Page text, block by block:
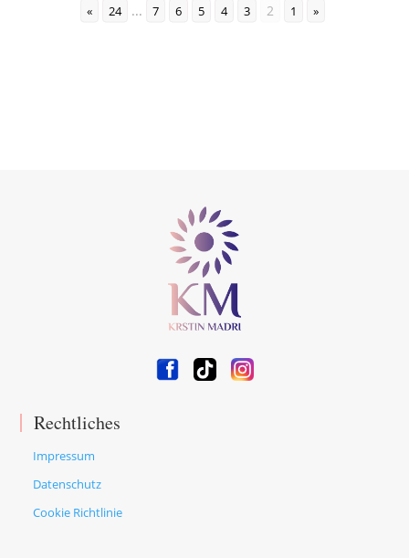
«
1
2
3
4
5
6
7
...
24
»
Rechtliches
Impressum
Datenschutz
Cookie Richtlinie